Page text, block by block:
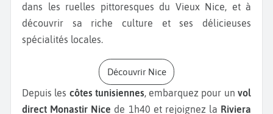
dans les ruelles pittoresques du Vieux Nice, et à
découvrir sa riche culture et ses délicieuses
spécialités locales.
Découvrir Nice
Depuis les côtes tunisiennes, embarquez pour unvol
direct Monastir Nice de 1h40 et rejoignez la Riviera